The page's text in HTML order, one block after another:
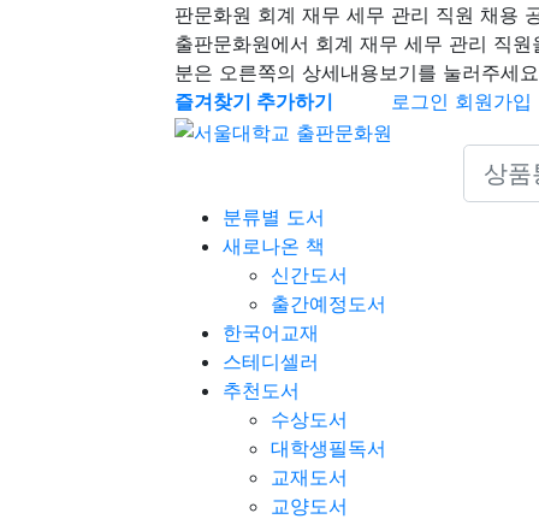
판문화원 회계 재무 세무 관리 직원 채용
출판문화원에서 회계 재무 세무 관리 직
분은 오른쪽의 상세내용보기를 눌러주세
즐겨찾기 추가하기
로그인 회원가입
Search
분류별 도서
새로나온 책
신간도서
출간예정도서
한국어교재
스테디셀러
추천도서
수상도서
대학생필독서
교재도서
교양도서